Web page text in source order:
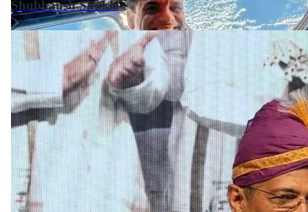
Shubhansh Shukla